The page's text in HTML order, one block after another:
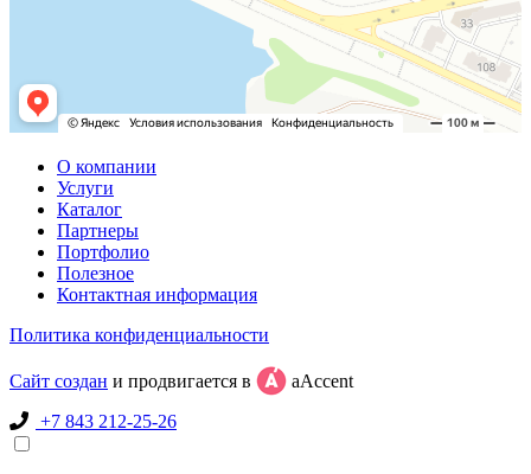
О компании
Услуги
Каталог
Партнеры
Портфолио
Полезное
Контактная информация
Политика конфиденциальности
Сайт создан и продвигается в
aAccent
+7 843 212-25-26